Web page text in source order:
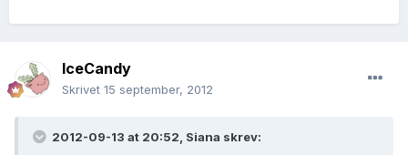
IceCandy
Skrivet 15 september, 2012
2012-09-13 at 20:52, Siana skrev: